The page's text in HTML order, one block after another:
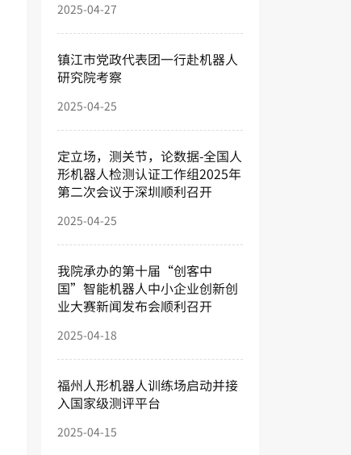
2025-04-27
镇江市党政代表团一行赴机器人
研究院考察
2025-04-25
定立场，测关节，论数据-全国人
形机器人检测认证工作组2025年
第二次会议于深圳顺利召开
2025-04-25
我院承办的第十届“创客中
国”智能机器人中小企业创新创
业大赛新闻发布会顺利召开
2025-04-18
福州人形机器人训练场启动并接
入国家级测评平台
2025-04-15